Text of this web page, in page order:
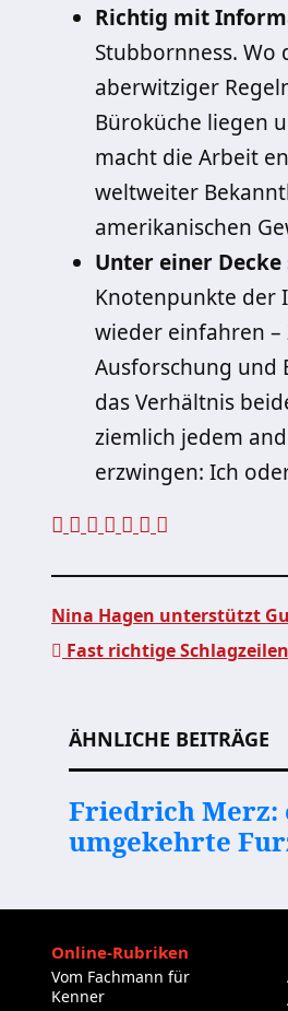
Richtig mit
Stubbornness. Wo
aberwitziger
Büroküche liegen
macht die Arbeit
weltweiter
amerikanischen
Unter einer Decke
Knotenpunkte der
wieder einfahren
Ausforschung und
das Verhältnis
ziemlich jedem
erzwingen: Ich
Nina Hagen unterstützt
Fast richtige
ÄHNLICHE BEITRÄGE
Friedrich Merz:
umgekehrte
Online-Rubriken
Vom Fachmann für
Kenner